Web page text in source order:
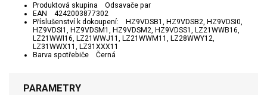
Produktová skupina Odsavače par
EAN 4242003877302
Příslušenství k dokoupení: HZ9VDSB1, HZ9VDSB2, HZ9VDSI0,
HZ9VDSI1, HZ9VDSM1, HZ9VDSM2, HZ9VDSS1, LZ21WWB16,
LZ21WWI16, LZ21WWJ11, LZ21WWM11, LZ28WWY12,
LZ31WWX11, LZ31XXX11
Barva spotřebiče Černá
PARAMETRY